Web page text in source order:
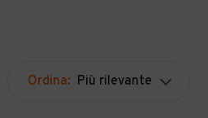
Ordina: Più rilevante